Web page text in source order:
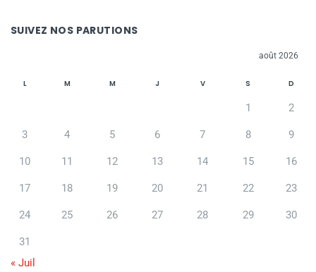
SUIVEZ NOS PARUTIONS
août 2026
L M M J V S D
1 2
3 4 5 6 7 8 9
10 11 12 13 14 15 16
17 18 19 20 21 22 23
24 25 26 27 28 29 30
31
« Juil